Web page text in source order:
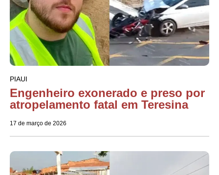
PIAUI
Engenheiro exonerado e preso por
atropelamento fatal em Teresina
17 de março de 2026